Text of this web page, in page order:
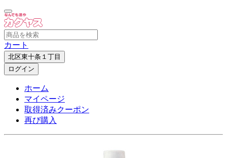
カート
北区東十条１丁目
ログイン
ホーム
マイページ
取得済みクーポン
再び購入